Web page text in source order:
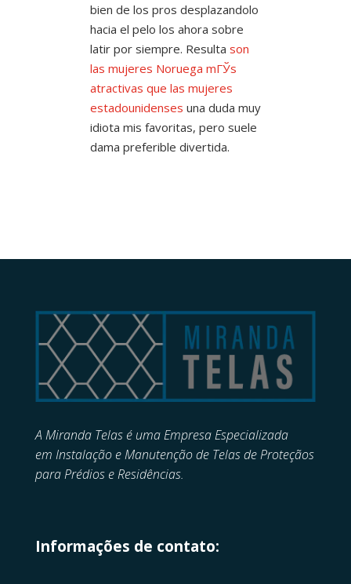
bien de los pros desplazandolo
hacia el pelo los ahora sobre
latir por siempre. Resulta son
las mujeres Noruega mГЎs
atractivas que las mujeres
estadounidenses una duda muy
idiota mis favoritas, pero suele
dama preferible divertida.
A Miranda Telas é uma Empresa Especializada
em Instalação e Manutenção de Telas de Proteçãos
para Prédios e Residências.
Informações de contato: